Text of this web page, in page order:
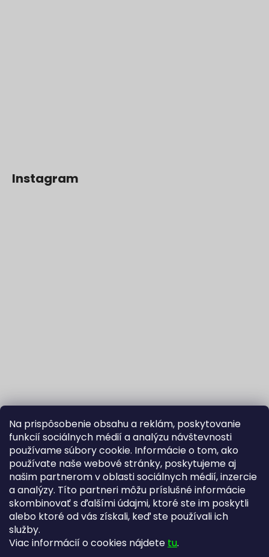
Na prispôsobenie obsahu a reklám, poskytovanie
funkcií sociálnych médií a analýzu návštevnosti
používame súbory cookie. Informácie o tom, ako
používate naše webové stránky, poskytujeme aj
našim partnerom v oblasti sociálnych médií, inzercie
a analýzy. Títo partneri môžu príslušné informácie
skombinovať s ďalšími údajmi, ktoré ste im poskytli
alebo ktoré od vás získali, keď ste používali ich
služby.
Viac informácií o cookies nájdete tu.
Instagram
Sledovať na Instagrame
Fortuna Aurum na Heureka.sk